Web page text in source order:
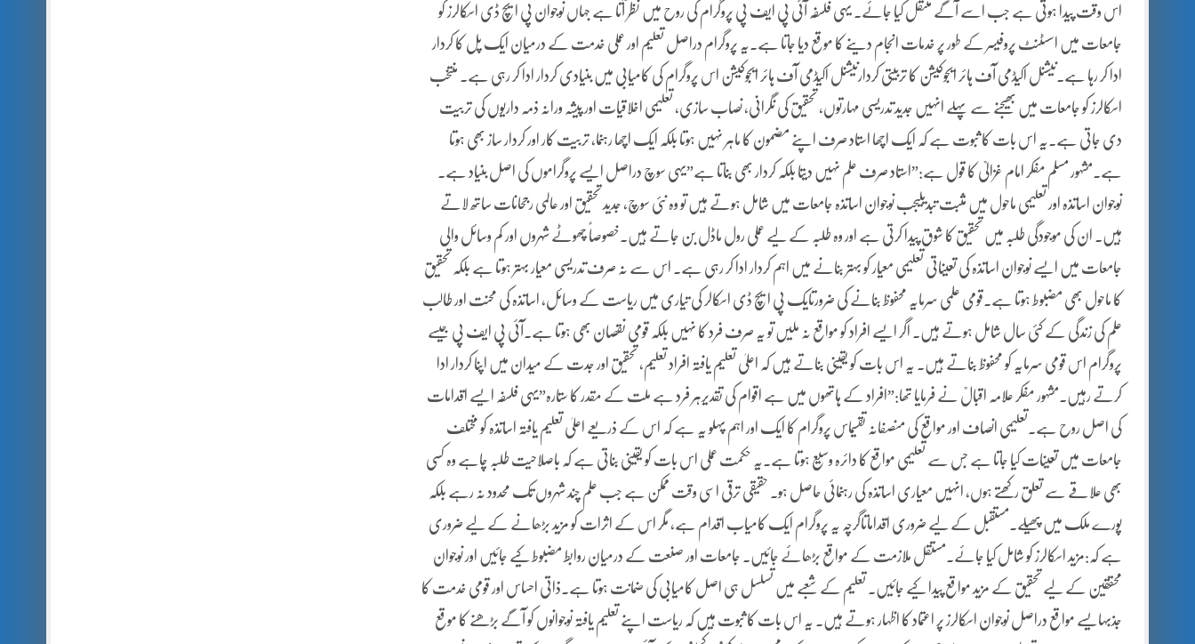
اس وقت پیدا ہوتی ہے جب اسے آگے منتقل کیا جائے۔ یہی فلسفہ آئی پی ایف پی پروگرام کی روح میں نظر آتا ہے جہاں نوجوان پی ایچ ڈی اسکالرز کو
جامعات میں اسسٹنٹ پروفیسر کے طور پر خدمات انجام دینے کا موقع دیا جاتا ہے۔یہ پروگرام دراصل تعلیم اور عملی خدمت کے درمیان ایک پل کا کردار
ادا کر رہا ہے۔نیشنل اکیڈمی آف ہائر ایجوکیشن کا تربیتی کردارنیشنل اکیڈمی آف ہائر ایجوکیشن اس پروگرام کی کامیابی میں بنیادی کردار ادا کر رہی ہے۔ منتخب
اسکالرز کو جامعات میں بھیجنے سے پہلے انہیں جدید تدریسی مہارتوں، تحقیق کی نگرانی، نصاب سازی، تعلیمی اخلاقیات اور پیشہ ورانہ ذمہ داریوں کی تربیت
دی جاتی ہے۔یہ اس بات کا ثبوت ہے کہ ایک اچھا استاد صرف اپنے مضمون کا ماہر نہیں ہوتا بلکہ ایک اچھا رہنما، تربیت کار اور کردار ساز بھی ہوتا
ہے۔مشہور مسلم مفکر امام غزالیؒ کا قول ہے:”استاد صرف علم نہیں دیتا بلکہ کردار بھی بناتا ہے”یہی سوچ دراصل ایسے پروگراموں کی اصل بنیاد ہے۔
نوجوان اساتذہ اور تعلیمی ماحول میں مثبت تبدیلیجب نوجوان اساتذہ جامعات میں شامل ہوتے ہیں تو وہ نئی سوچ، جدید تحقیق اور عالمی رجحانات ساتھ لاتے
ہیں۔ ان کی موجودگی طلبہ میں تحقیق کا شوق پیدا کرتی ہے اور وہ طلبہ کے لیے عملی رول ماڈل بن جاتے ہیں۔خصوصاً چھوٹے شہروں اور کم وسائل والی
جامعات میں ایسے نوجوان اساتذہ کی تعیناتی تعلیمی معیار کو بہتر بنانے میں اہم کردار ادا کر رہی ہے۔ اس سے نہ صرف تدریسی معیار بہتر ہوتا ہے بلکہ تحقیق
کا ماحول بھی مضبوط ہوتا ہے۔قومی علمی سرمایہ محفوظ بنانے کی ضرورتایک پی ایچ ڈی اسکالر کی تیاری میں ریاست کے وسائل، اساتذہ کی محنت اور طالب
علم کی زندگی کے کئی سال شامل ہوتے ہیں۔ اگر ایسے افراد کو مواقع نہ ملیں تو یہ صرف فرد کا نہیں بلکہ قومی نقصان بھی ہوتا ہے۔آئی پی ایف پی جیسے
پروگرام اس قومی سرمایہ کو محفوظ بناتے ہیں۔ یہ اس بات کو یقینی بناتے ہیں کہ اعلیٰ تعلیم یافتہ افراد تعلیم، تحقیق اور جدت کے میدان میں اپنا کردار ادا
کرتے رہیں۔مشہور مفکر علامہ اقبالؒ نے فرمایا تھا:”افراد کے ہاتھوں میں ہے اقوام کی تقدیرہر فرد ہے ملت کے مقدر کا ستارہ”یہی فلسفہ ایسے اقدامات
کی اصل روح ہے۔تعلیمی انصاف اور مواقع کی منصفانہ تقسیماس پروگرام کا ایک اور اہم پہلو یہ ہے کہ اس کے ذریعے اعلیٰ تعلیم یافتہ اساتذہ کو مختلف
جامعات میں تعینات کیا جاتا ہے جس سے تعلیمی مواقع کا دائرہ وسیع ہوتا ہے۔یہ حکمت عملی اس بات کو یقینی بناتی ہے کہ باصلاحیت طلبہ چاہے وہ کسی
بھی علاقے سے تعلق رکھتے ہوں، انہیں معیاری اساتذہ کی رہنمائی حاصل ہو۔ حقیقی ترقی اسی وقت ممکن ہے جب علم چند شہروں تک محدود نہ رہے بلکہ
پورے ملک میں پھیلے۔مستقبل کے لیے ضروری اقداماتاگرچہ یہ پروگرام ایک کامیاب اقدام ہے، مگر اس کے اثرات کو مزید بڑھانے کے لیے ضروری
ہے کہ:مزید اسکالرز کو شامل کیا جائے۔مستقل ملازمت کے مواقع بڑھائے جائیں۔ جامعات اور صنعت کے درمیان روابط مضبوط کیے جائیں اور نوجوان
محققین کے لیے تحقیق کے مزید مواقع پیدا کیے جائیں۔ تعلیم کے شعبے میں تسلسل ہی اصل کامیابی کی ضمانت ہوتا ہے۔ذاتی احساس اور قومی خدمت کا
جذبہایسے مواقع دراصل نوجوان اسکالرز پر اعتماد کا اظہار ہوتے ہیں۔ یہ اس بات کا ثبوت ہیں کہ ریاست اپنے تعلیم یافتہ نوجوانوں کو آگے بڑھنے کا موقع